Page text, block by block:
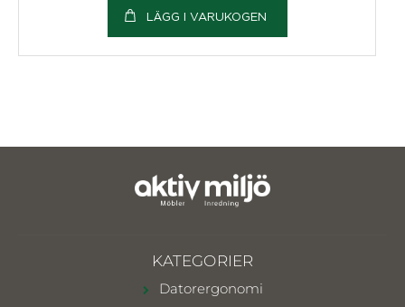
LÄGG I VARUKOGEN
KATEGORIER
Datorergonomi